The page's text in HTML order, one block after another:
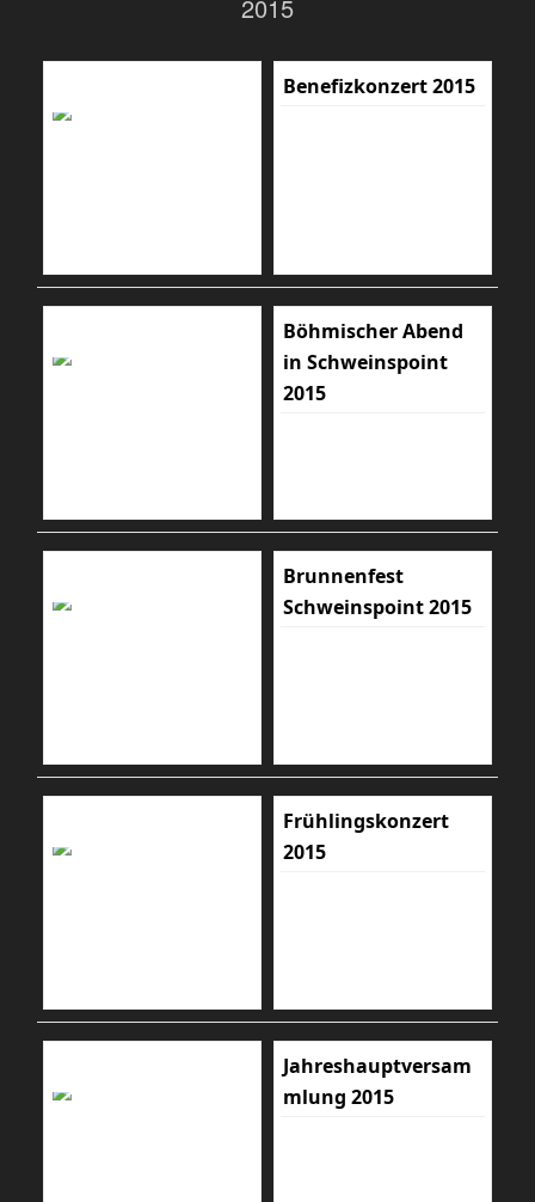
2015
Benefizkonzert 2015
Böhmischer Abend
in Schweinspoint
2015
Brunnenfest
Schweinspoint 2015
Frühlingskonzert
2015
Jahreshauptversam
mlung 2015